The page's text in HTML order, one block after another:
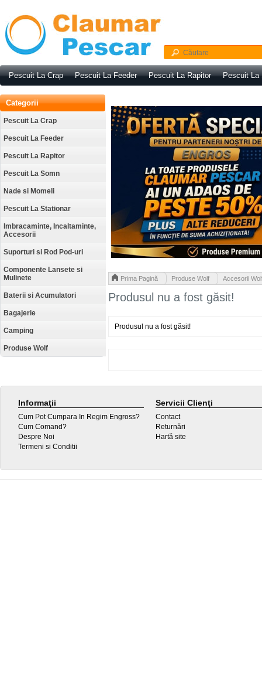
Pescuit La Crap Pescuit La Feeder Pescuit La Rapitor Pescuit La
Categorii
Pescuit La Crap
Pescuit La Feeder
Pescuit La Rapitor
Pescuit La Somn
Nade si Momeli
Pescuit La Stationar
Imbracaminte, Incaltaminte,
Accesorii
Suporturi si Rod Pod-uri
Componente Lansete si
Mulinete
Baterii si Acumulatori
Bagajerie
Camping
Produse Wolf
Prima Pagină Produse Wolf Accesorii
Produsul nu a fost găsit!
Produsul nu a fost găsit!
Informaţii
Cum Pot Cumpara In Regim Engross?
Cum Comand?
Despre Noi
Termeni si Conditii
Servicii Clienţi
Contact
Returnări
Hartă site